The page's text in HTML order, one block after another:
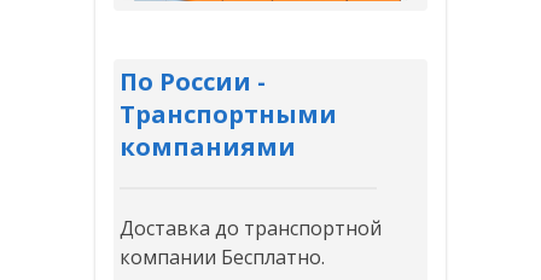
По России -
Транспортными
компаниями
Доставка до транспортной
компании Бесплатно.